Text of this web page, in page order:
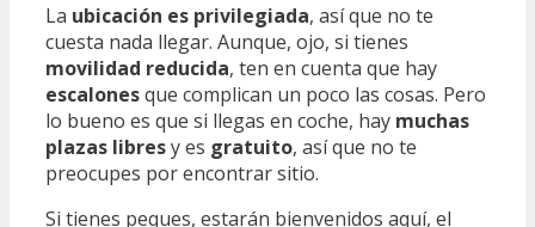
La ubicación es privilegiada, así que no te
cuesta nada llegar. Aunque, ojo, si tienes
movilidad reducida, ten en cuenta que hay
escalonesque complican un poco las cosas. Pero
lo bueno es que si llegas en coche, hay muchas
plazas libresy es gratuito, así que no te
preocupes por encontrar sitio.
Si tienes peques, estarán bienvenidos aquí, el